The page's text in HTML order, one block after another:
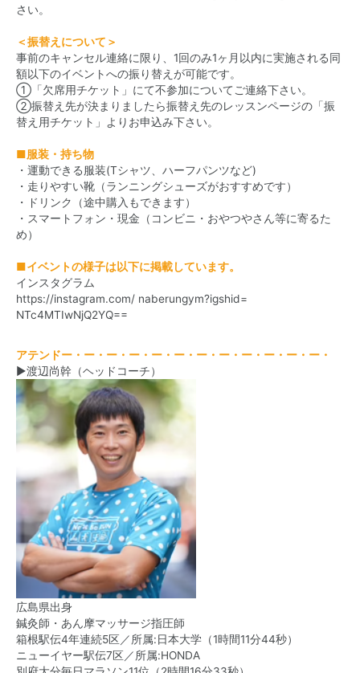
さい。
＜振替えについて＞
事前のキャンセル連絡に限り、1回のみ1ヶ月以内に実施される同
額以下のイベントへの振り替えが可能です。
①「欠席用チケット」にて不参加についてご連絡下さい。
②振替え先が決まりましたら振替え先のレッスンページの「振
替え用チケット」よりお申込み下さい。
■服装・持ち物
・運動できる服装(Tシャツ、ハーフパンツなど)
・走りやすい靴（ランニングシューズがおすすめです）
・ドリンク（途中購入もできます）
・スマートフォン・現金（コンビニ・おやつやさん等に寄るた
め）
■イベントの様子は以下に掲載しています。
インスタグラム
https://instagram.com/ naberungym?igshid=
NTc4MTIwNjQ2YQ==
アテンドー・ー・ー・ー・ー・ー・ー・ー・ー・ー・ー・ー・
▶渡辺尚幹（ヘッドコーチ）
広島県出身
鍼灸師・あん摩マッサージ指圧師
箱根駅伝4年連続5区／所属:日本大学（1時間11分44秒）
ニューイヤー駅伝7区／所属:HONDA